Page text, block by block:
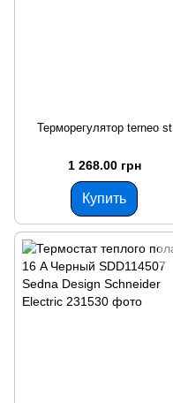
Терморегулятор terneo st
1 268.00 грн
Купить